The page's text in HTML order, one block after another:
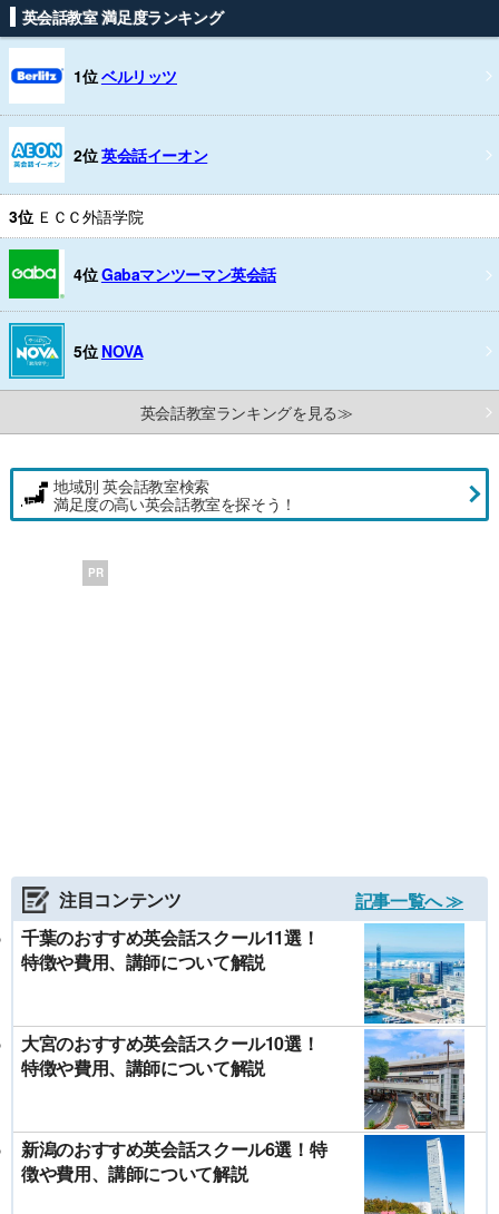
英会話教室 満足度ランキング
1位ベルリッツ
2位英会話イーオン
3位 ＥＣＣ外語学院
4位Gabaマンツーマン英会話
5位 NOVA
英会話教室ランキングを見る≫
地域別 英会話教室検索
満足度の高い英会話教室を探そう！
PR
注目コンテンツ
記事一覧へ ≫
千葉のおすすめ英会話スクール11選！
特徴や費用、講師について解説
大宮のおすすめ英会話スクール10選！
特徴や費用、講師について解説
新潟のおすすめ英会話スクール6選！特
徴や費用、講師について解説